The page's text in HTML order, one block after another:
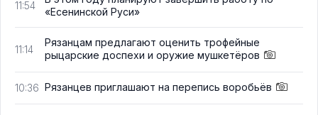
11:54
«Есенинской Руси»
11:14
Рязанцам предлагают оценить трофейные
рыцарские доспехи и оружие мушкетёров
10:36 Рязанцев приглашают на перепись воробьёв